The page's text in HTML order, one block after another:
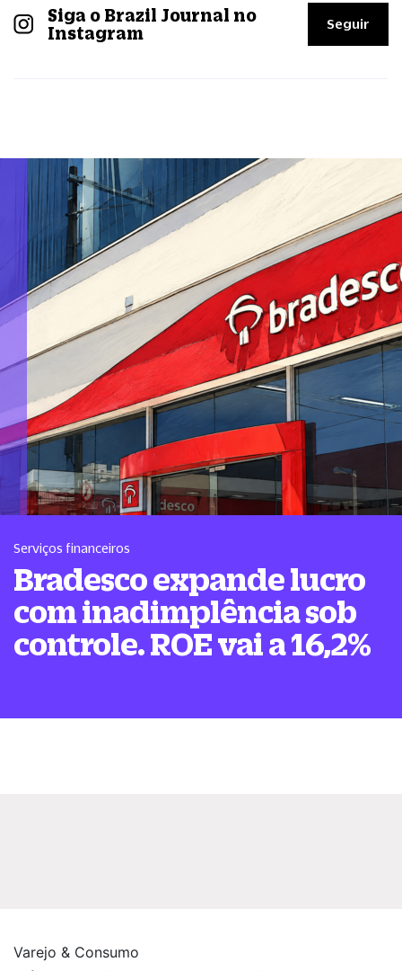
Siga o Brazil Journal no
Instagram
Seguir
Serviços financeiros
Bradesco expande lucro
com inadimplência sob
controle. ROE vai a 16,2%
Varejo & Consumo